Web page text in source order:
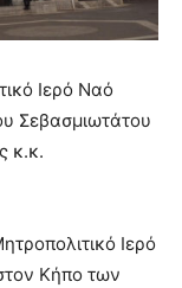
Ιερό Ναό
Σεβασμιωτάτου
κ.κ.
Ιερό
Κήπο των